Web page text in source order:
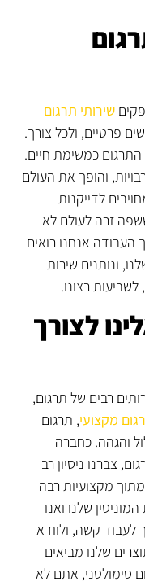
שירותי תרגום
פרטיים, ולכל צורך.
כמשימת חיים.
והופך את העולם
לדייקנות
זרה לעולם לא
העבודה אנחנו רואים
ונותנים שירות
רצונו.
לצורך
רבים של תרגום,
מקצועי, תרגום
והגהה. כחברה
צברנו ניסיון רב
מקצועיות רבה
שלנו ואנו
לעבוד קשה, ולוודא
שלנו מביאים
סימולטני, אתם לא